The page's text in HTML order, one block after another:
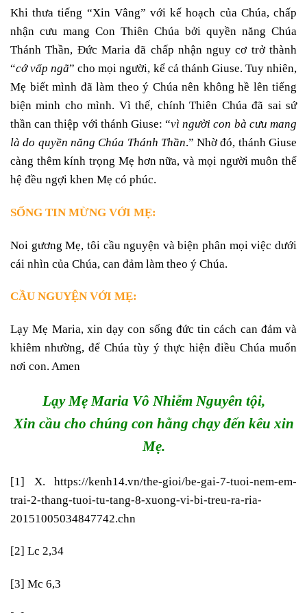
Khi thưa tiếng “Xin Vâng” với kế hoạch của Chúa, chấp
nhận cưu mang Con Thiên Chúa bởi quyền năng Chúa
Thánh Thần, Đức Maria đã chấp nhận nguy cơ trở thành
“cớ vấp ngã” cho mọi người, kể cả thánh Giuse. Tuy nhiên,
Mẹ biết mình đã làm theo ý Chúa nên không hề lên tiếng
biện minh cho mình. Vì thế, chính Thiên Chúa đã sai sứ
thần can thiệp với thánh Giuse: “vì người con bà cưu mang
là do quyền năng Chúa Thánh Thần.” Nhờ đó, thánh Giuse
càng thêm kính trọng Mẹ hơn nữa, và mọi người muôn thế
hệ đều ngợi khen Mẹ có phúc.
SỐNG TIN MỪNG VỚI MẸ:
Noi gương Mẹ, tôi cầu nguyện và biện phân mọi việc dưới
cái nhìn của Chúa, can đảm làm theo ý Chúa.
CẦU NGUYỆN VỚI MẸ:
Lạy Mẹ Maria, xin dạy con sống đức tin cách can đảm và
khiêm nhường, để Chúa tùy ý thực hiện điều Chúa muốn
nơi con. Amen
Lạy Mẹ Maria Vô Nhiễm Nguyên tội,
Xin cầu cho chúng con hằng chạy đến kêu xin
Mẹ.
[1] X. https://kenh14.vn/the-gioi/be-gai-7-tuoi-nem-em-
trai-2-thang-tuoi-tu-tang-8-xuong-vi-bi-treu-ra-ria-
20151005034847742.chn
[2] Lc 2,34
[3] Mc 6,3